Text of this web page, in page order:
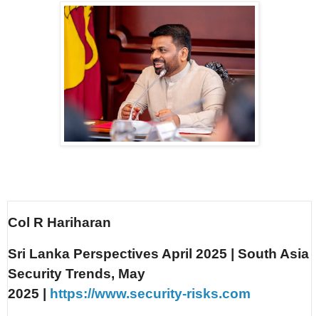
Col R Hariharan
Sri Lanka Perspectives April 2025 | South Asia
Security Trends, May
2025 |
https://www.security-risks.com